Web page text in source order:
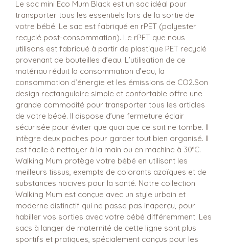
Le sac mini Eco Mum Black est un sac idéal pour
transporter tous les essentiels lors de la sortie de
votre bébé. Le sac est fabriqué en rPET (polyester
recyclé post-consommation). Le rPET que nous
utilisons est fabriqué à partir de plastique PET recyclé
provenant de bouteilles d’eau. L’utilisation de ce
matériau réduit la consommation d’eau, la
consommation d’énergie et les émissions de CO2.Son
design rectangulaire simple et confortable offre une
grande commodité pour transporter tous les articles
de votre bébé. Il dispose d’une fermeture éclair
sécurisée pour éviter que quoi que ce soit ne tombe. Il
intègre deux poches pour garder tout bien organisé. Il
est facile à nettoyer à la main ou en machine à 30°C.
Walking Mum protège votre bébé en utilisant les
meilleurs tissus, exempts de colorants azoïques et de
substances nocives pour la santé. Notre collection
Walking Mum est conçue avec un style urbain et
moderne distinctif qui ne passe pas inaperçu, pour
habiller vos sorties avec votre bébé différemment. Les
sacs à langer de maternité de cette ligne sont plus
sportifs et pratiques, spécialement conçus pour les